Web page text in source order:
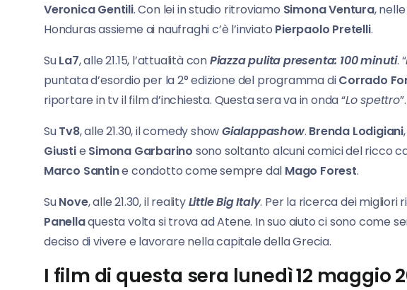
Veronica Gentili. Con lei in studio ritroviamo Simona Ventura,
Honduras assieme ai naufraghi c’è l’inviato Pierpaolo Pretelli.
SuLa7, alle 21.15, l’attualità conPiazza pulita presenta: 100 minuti. “
puntata d’esordio per la 2° edizione del programma diCorrado
riportare in tv il film d’inchiesta. Questa sera va in onda “Lo spettro”.
SuTv8, alle 21.30, il comedy showGialappashow. Brenda Lodigiani,
Giustie Simona Garbarino sono soltanto alcuni comici del ricco
Marco Santine condotto come sempre dal Mago Forest.
SuNove, alle 21.30, il realityLittle Big Italy. Per la ricerca dei migliori
Panellaquesta volta si trova ad Atene. In suo aiuto ci sono come
deciso di vivere e lavorare nella capitale della Grecia.
I film di questa sera lunedì 12 maggio